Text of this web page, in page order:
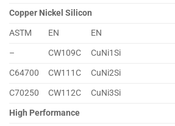
Copper Nickel Silicon
ASTM
EN EN
–
CW109C CuNi1Si
C64700
CW111C CuNi2Si
C70250
CW112C CuNi3Si
High Performance